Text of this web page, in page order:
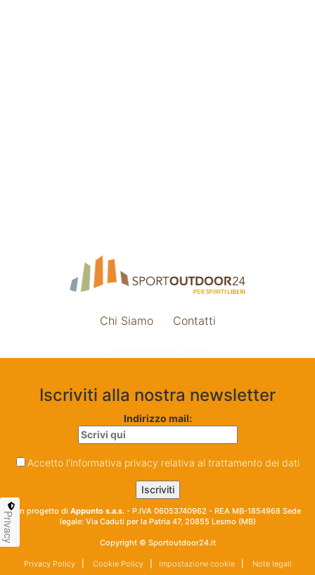
Chi Siamo Contatti
Iscriviti alla nostra newsletter
Indirizzo mail:
Accetto l'informativa privacy relativa al trattamento dei dati
Un progetto di Appunto s.a.s. - P.IVA 06053740962 - REA MB-1854968 Sede
legale: Via Caduti per la Patria 47, 20855 Lesmo (MB)
Copyright © Sportoutdoor24.it
Privacy Policy| Cookie Policy| Impostazione cookie| Note legali
Privacy